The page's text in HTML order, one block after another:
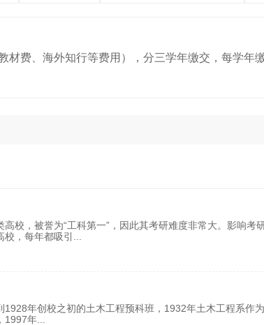
材费、海外知行等费用），分三学年缴交，每学年
校，被誉为“工科第一”，因此其考研难度非常大。影响考
，每年都吸引
年创校之初的土木工程预科班，1932年土木工程系作
1997年